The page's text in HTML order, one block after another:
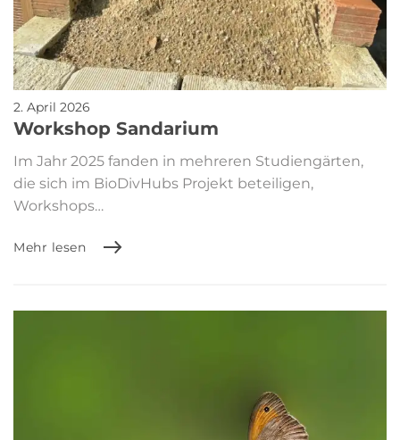
2. April 2026
Workshop Sandarium
Im Jahr 2025 fanden in mehreren Studiengärten,
die sich im BioDivHubs Projekt beteiligen,
Workshops…
Mehr lesen